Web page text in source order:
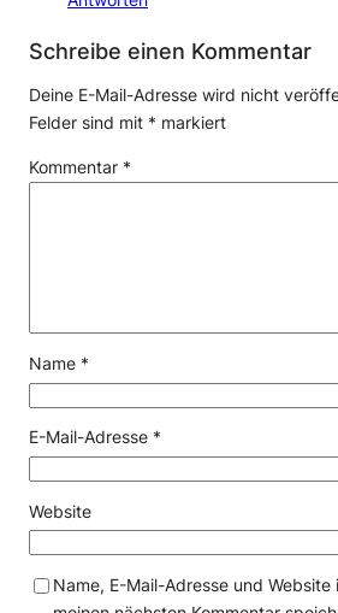
Schreibe einen Kommentar
Deine E-Mail-Adresse wird nicht
Felder sind mit * markiert
Kommentar *
Name *
E-Mail-Adresse *
Website
Name, E-Mail-Adresse und